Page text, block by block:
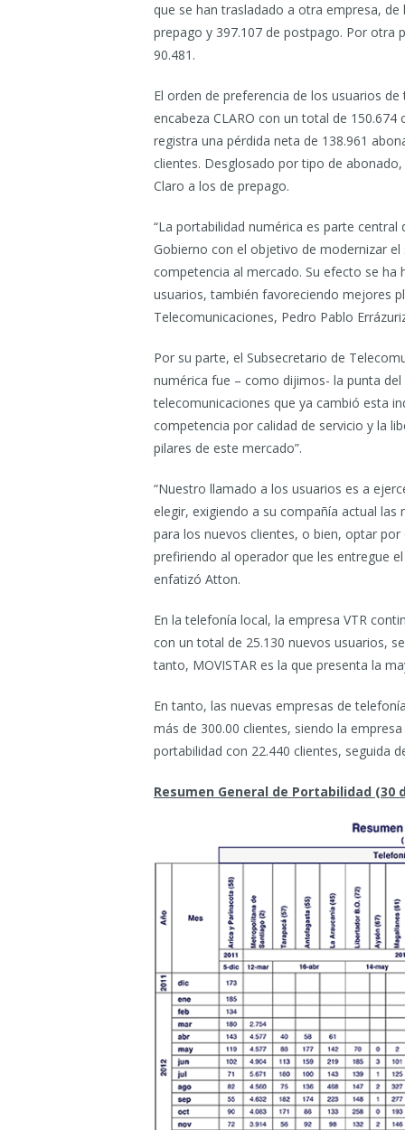
que se han trasladado a otra empresa,
prepago y 397.107 de postpago. Por otra
90.481.
El orden de preferencia de los usuarios
encabeza CLARO con un total de
registra una pérdida neta de 138.961
clientes. Desglosado por tipo de
Claro a los de prepago.
“La portabilidad numérica es parte
Gobierno con el objetivo de modernizar
competencia al mercado. Su efecto se
usuarios, también favoreciendo mejores
Telecomunicaciones, Pedro Pablo
Por su parte, el Subsecretario de
numérica fue – como dijimos- la punta
telecomunicaciones que ya cambió esta
competencia por calidad de servicio y la
pilares de este mercado”.
“Nuestro llamado a los usuarios es a
elegir, exigiendo a su compañía actual
para los nuevos clientes, o bien, optar
prefiriendo al operador que les entregue
enfatizó Atton.
En la telefonía local, la empresa VTR
con un total de 25.130 nuevos usuarios,
tanto, MOVISTAR es la que presenta la
En tanto, las nuevas empresas de
más de 300.00 clientes, siendo la
portabilidad con 22.440 clientes, seguida
Resumen General de Portabilidad (30